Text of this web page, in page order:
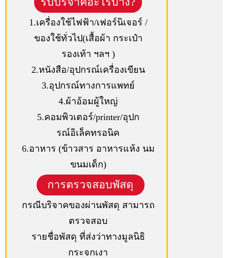
1.เครื่องใช้ไฟฟ้า/เฟอร์นิเจอร์ /
ของใช้ทั่วไป(เสื้อผ้า กระเป๋า
รองเท้า ฯลฯ )
2.หนังสือ/อุปกรณ์เครื่องเขียน
3.อุปกรณ์ทางการแพทย์
4.ผ้าอ้อมผู้ใหญ่
5.คอมพิวเตอร์/printer/อุปก
รณ์อิเล็คทรอนิค
6.อาหาร (ข้าวสาร อาหารแห้ง นม
ขนมเด็ก)
การตรวจสอบพัสดุ
กรณีบริจาคของผ่านพัสดุ สามารถ
ตรวจสอบ
รายชื่อพัสดุ ที่ส่งว่าทางมูลนิธิ
กระจกเงา